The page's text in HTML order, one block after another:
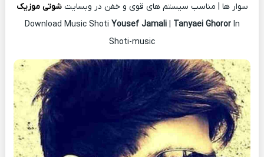
سوار ها | مناسب سیستم های قوی و خفن در وبسایتشوتی موزیک
Download Music Shoti Yousef Jamali| Tanyaei GhororIn
Shoti-music